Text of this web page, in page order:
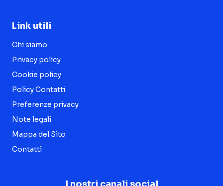
Link utili
Chi siamo
Privacy policy
Cookie policy
Policy Contatti
Preferenze privacy
Note legali
Mappa del Sito
Contatti